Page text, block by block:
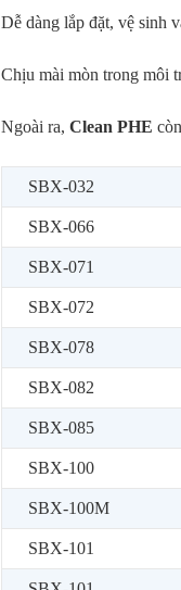
Dễ dàng lắp đặt, vệ sinh
Chịu mài mòn trong môi
Ngoài ra, Clean PHE
SBX-032
SBX-066
SBX-071
SBX-072
SBX-078
SBX-082
SBX-085
SBX-100
SBX-100M
SBX-101